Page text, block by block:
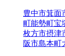
豊中市箕面
町能勢町宝
枚方市摂津
阪市島本町